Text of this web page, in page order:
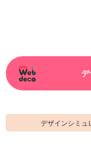
デザインシミュ